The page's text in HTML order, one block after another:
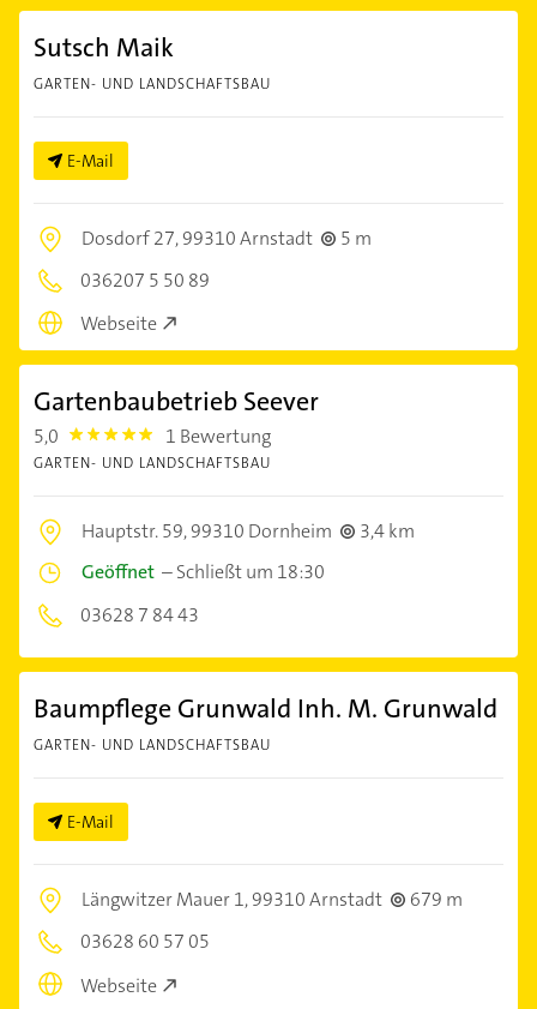
Sutsch Maik
GARTEN- UND LANDSCHAFTSBAU
E-Mail
Dosdorf 27,99310 Arnstadt
5 m
036207 5 50 89
Webseite
Gartenbaubetrieb Seever
5,0 5.0 1 Bewertung
GARTEN- UND LANDSCHAFTSBAU
Hauptstr. 59,99310 Dornheim
3,4 km
Geöffnet –Schließt um 18:30
03628 7 84 43
Baumpflege Grunwald Inh. M. Grunwald
GARTEN- UND LANDSCHAFTSBAU
E-Mail
Längwitzer Mauer 1,99310 Arnstadt
679 m
03628 60 57 05
Webseite